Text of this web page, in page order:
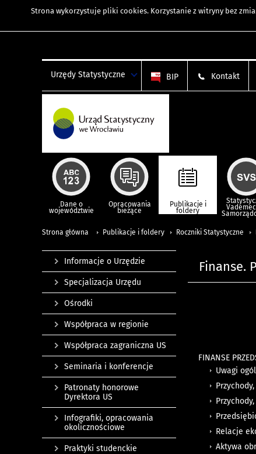
Strona wykorzystuje pliki cookies. Korzystanie z witryny bez
Urzędy Statystyczne BIP Kontakt
Dane o
województwie
Opracowania
bieżące
Publikacje i
foldery
Strona główna Publikacje i foldery Roczniki Statystyczne
Finanse.
FINANSE
Uwagi
Relacje
Aktywa
Informacje o Urzędzie
Specjalizacja Urzędu
Ośrodki
Współpraca w regionie
Współpraca zagraniczna US
Seminaria i konferencje
Patronaty honorowe
Dyrektora US
Infografiki, opracowania
okolicznościowe
Praktyki studenckie